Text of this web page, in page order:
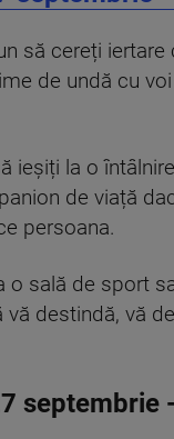
să cereți iertare
de undă cu
ieșiți la o
de viață
persoana.
o sală de sport
vă destindă, vă
septembrie